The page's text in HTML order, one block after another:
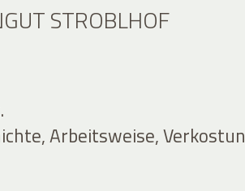
STROBLHOF
Arbeitsweise,